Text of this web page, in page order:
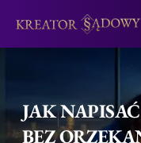
JAK
BEZ